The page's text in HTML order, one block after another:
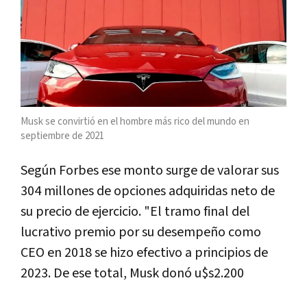
Musk se convirtió en el hombre más rico del mundo en
septiembre de 2021
Según Forbes ese monto surge de valorar sus
304 millones de opciones adquiridas neto de
su precio de ejercicio. "El tramo final del
lucrativo premio por su desempeño como
CEO en 2018 se hizo efectivo a principios de
2023. De ese total, Musk donó u$s2.200